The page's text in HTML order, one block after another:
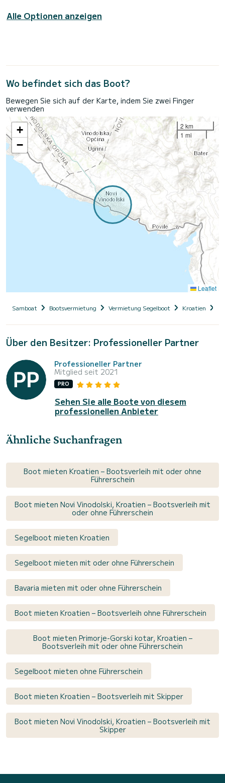
Alle Optionen anzeigen
Wo befindet sich das Boot?
Bewegen Sie sich auf der Karte, indem Sie zwei Finger
verwenden
+
−
2 km
1 mi
Leaflet
Samboat Bootsvermietung Vermietung Segelboot Kroatien
Über den Besitzer: Professioneller Partner
Professioneller Partner
Mitglied seit 2021
PRO
Sehen Sie alle Boote von diesem
professionellen Anbieter
Ähnliche Suchanfragen
Boot mieten Kroatien – Bootsverleih mit oder ohne
Führerschein
Boot mieten Novi Vinodolski, Kroatien – Bootsverleih mit
oder ohne Führerschein
Segelboot mieten Kroatien
Segelboot mieten mit oder ohne Führerschein
Bavaria mieten mit oder ohne Führerschein
Boot mieten Kroatien – Bootsverleih ohne Führerschein
Boot mieten Primorje-Gorski kotar, Kroatien –
Bootsverleih mit oder ohne Führerschein
Segelboot mieten ohne Führerschein
Boot mieten Kroatien – Bootsverleih mit Skipper
Boot mieten Novi Vinodolski, Kroatien – Bootsverleih mit
Skipper